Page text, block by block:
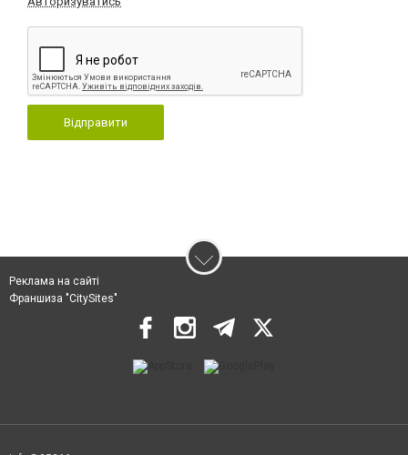
Відправити
Реклама на сайті
Франшиза "CitySites"